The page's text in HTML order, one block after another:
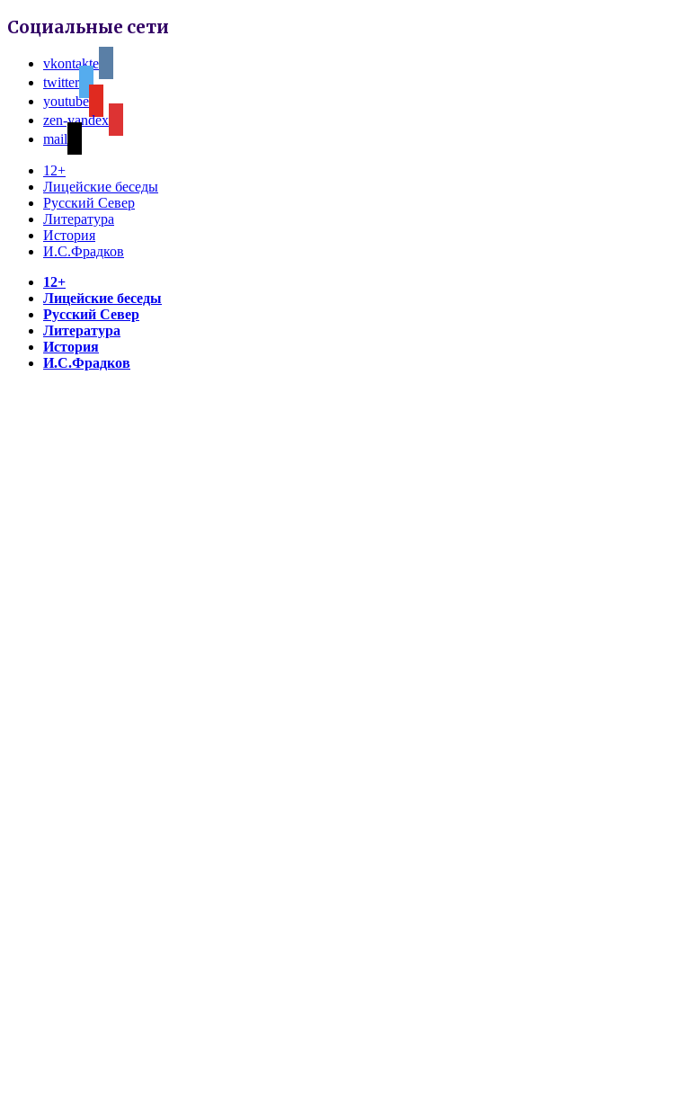
Социальные сети
vkontakte
twitter
youtube
zen-yandex
mail
12+
Лицейские беседы
Русский Север
Литература
История
И.С.Фрадков
12+
Лицейские беседы
Русский Север
Литература
История
И.С.Фрадков